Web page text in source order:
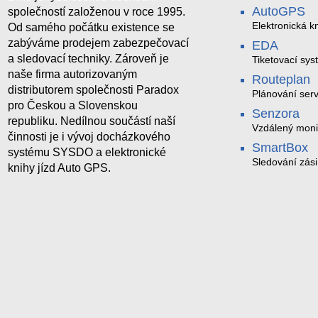
společností založenou v roce 1995.
Od samého počátku existence se
zabýváme prodejem zabezpečovací
a sledovací techniky. Zároveň je
naše firma autorizovaným
distributorem společnosti Paradox
pro Českou a Slovenskou
republiku. Nedílnou součástí naší
činnosti je i vývoj docházkového
systému SYSDO a elektronické
knihy jízd Auto GPS.
AutoGPS
Elektronická
EDA
Tiketovací
Routeplan
Plánování
Senzora
Vzdálený
SmartBox
Sledování